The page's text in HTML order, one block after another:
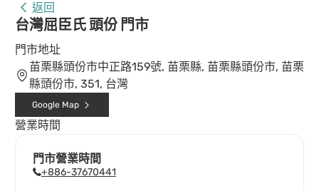
返回
台灣屈臣氏 頭份 門市
門市地址
苗栗縣頭份市中正路159號, 苗栗縣, 苗栗縣頭份市, 苗栗
縣頭份市, 351, 台灣
Google Map
營業時間
門市營業時間
+886-37670441